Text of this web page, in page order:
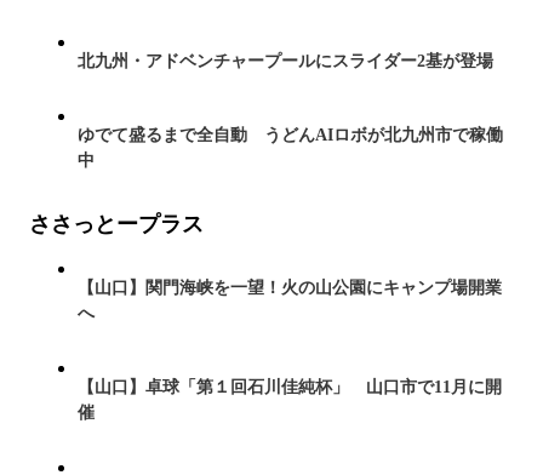
北九州・アドベンチャープールにスライダー2基が登場
ゆでて盛るまで全自動 うどんAIロボが北九州市で稼働
中
ささっとープラス
【山口】関門海峡を一望！火の山公園にキャンプ場開業
へ
【山口】卓球「第１回石川佳純杯」 山口市で11月に開
催